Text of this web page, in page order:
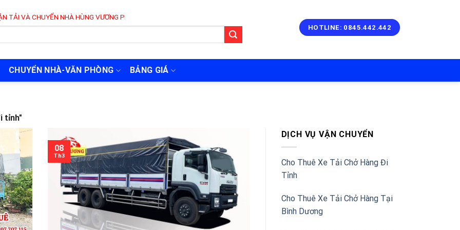
NHÀ HÙNG VƯƠNG PHỤC VỤ 24/7
HOTLINE: 0845.442.442
CHUYỂN NHÀ-VĂN PHÒNG BẢNG GIÁ
tỉnh"
08
Th3
DỊCH VỤ VẬN CHUYỂN
Cho Thuê Xe Tải Chở Hàng Đi
Tỉnh
Cho Thuê Xe Tải Chở Hàng Tại
Bình Dương